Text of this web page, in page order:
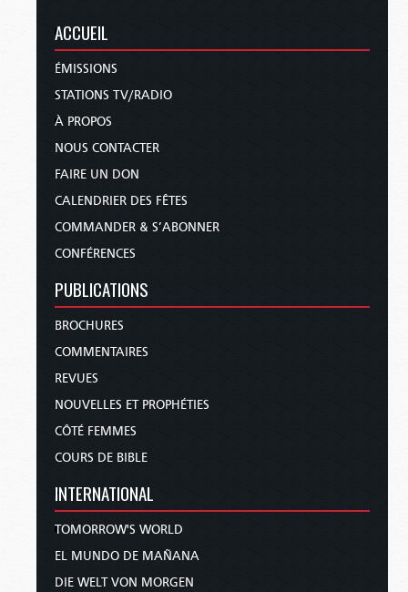
ACCUEIL
ÉMISSIONS
STATIONS TV/RADIO
À PROPOS
NOUS CONTACTER
FAIRE UN DON
CALENDRIER DES FÊTES
COMMANDER & S’ABONNER
CONFÉRENCES
PUBLICATIONS
BROCHURES
COMMENTAIRES
REVUES
NOUVELLES ET PROPHÉTIES
CÔTÉ FEMMES
COURS DE BIBLE
INTERNATIONAL
TOMORROW'S WORLD
EL MUNDO DE MAÑANA
DIE WELT VON MORGEN